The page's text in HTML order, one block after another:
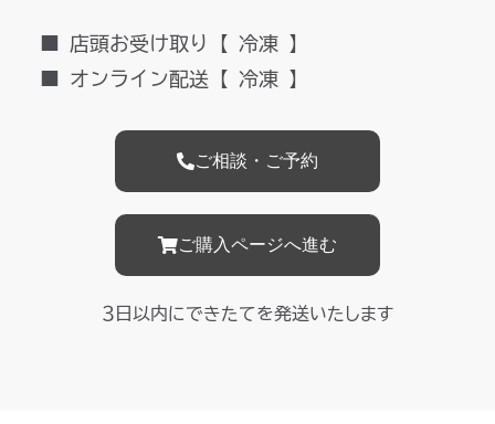
■ 店頭お受け取り【 冷凍 】
■ オンライン配送【 冷凍 】
ご相談・ご予約
ご購入ページへ進む
３日以内にできたてを発送いたします